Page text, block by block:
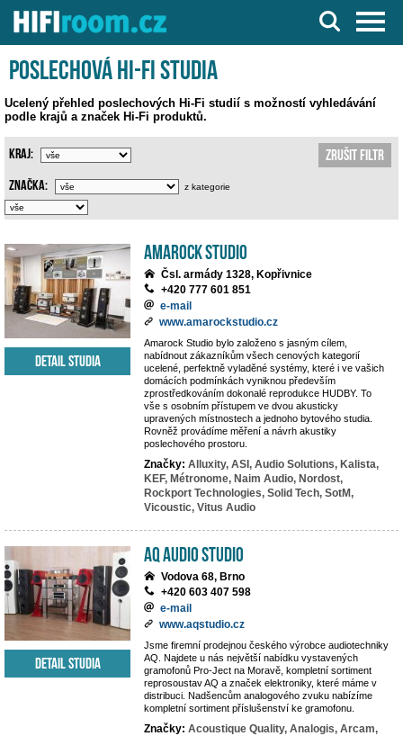
Server o Hi-Fi a AV technice
Poslechová Hi-Fi studia
Ucelený přehled poslechových Hi-Fi studií s možností vyhledávání
podle krajů a značek Hi-Fi produktů.
Zrušit filtr
Kraj:
Značka: z kategorie
Amarock Studio
Čsl. armády 1328, Kopřivnice
+420 777 601 851
e-mail
www.amarockstudio.cz
Amarock Studio bylo založeno s jasným cílem,
nabídnout zákazníkům všech cenových kategorií
ucelené, perfektně vyladěné systémy, které i ve vašich
domácích podmínkách vyniknou především
zprostředkováním dokonalé reprodukce HUDBY. To
vše s osobním přístupem ve dvou akusticky
upravených místnostech a jednoho bytového studia.
Rovněž provádíme měření a návrh akustiky
poslechového prostoru.
Značky: Alluxity, ASI, Audio Solutions, Kalista,
KEF, Métronome, Naim Audio, Nordost,
Rockport Technologies, Solid Tech, SotM,
Vicoustic, Vitus Audio
Detail studia
AQ audio studio
Vodova 68, Brno
+420 603 407 598
e-mail
www.aqstudio.cz
Jsme firemní prodejnou českého výrobce audiotechniky
AQ. Najdete u nás největší nabídku vystavených
gramofonů Pro-Ject na Moravě, kompletní sortiment
reprosoustav AQ a značek elektroniky, které máme v
distribuci. Nadšencům analogového zvuku nabízíme
kompletní sortiment příslušenství ke gramofonu.
Značky: Acoustique Quality, Analogis, Arcam,
Detail studia